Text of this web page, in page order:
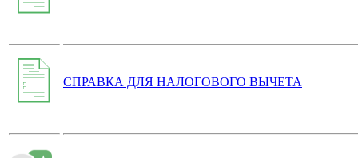
СПРАВКА ДЛЯ НАЛОГОВОГО ВЫЧЕТА